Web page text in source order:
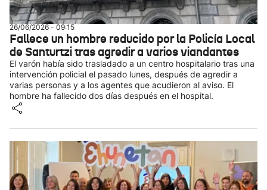
26/06/2026 - 09:15
Fallece un hombre reducido por la Policía Local
de Santurtzi tras agredir a varios viandantes
El varón había sido trasladado a un centro hospitalario tras una
intervención policial el pasado lunes, después de agredir a
varias personas y a los agentes que acudieron al aviso. El
hombre ha fallecido dos días después en el hospital.